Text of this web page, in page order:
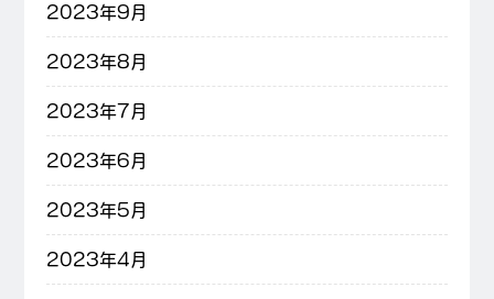
2023年9月
2023年8月
2023年7月
2023年6月
2023年5月
2023年4月